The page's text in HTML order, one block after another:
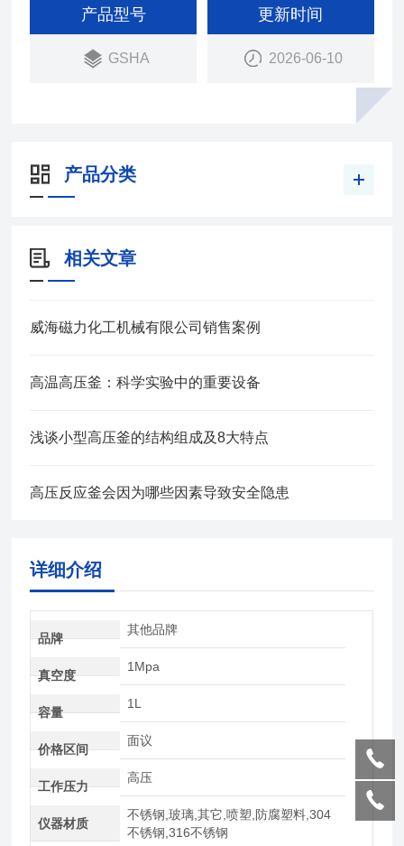
制作316L不锈钢、钛材（TA2）、镍材、钽材、锆
材、哈氏合金、内衬聚四氟乙烯等特殊材质。搅拌轴
承采用自润滑耐磨轴套，适合于各种介质的搅拌。加
热方式一般为干式电加热，也可根据用户要求制作电
产品型号
GSHA
更新时间
2026-06-10
产品分类
相关文章
威海磁力化工机械有限公司销售案例
高温高压釜：科学实验中的重要设备
浅谈小型高压釜的结构组成及8大特点
高压反应釜会因为哪些因素导致安全隐患
详细介绍
品牌
其他品牌
真空度
1Mpa
容量
1L
价格区间
面议
工作压力
高压
仪器材质
不锈钢,玻璃,其它,喷塑,防腐塑料,304
不锈钢,316不锈钢